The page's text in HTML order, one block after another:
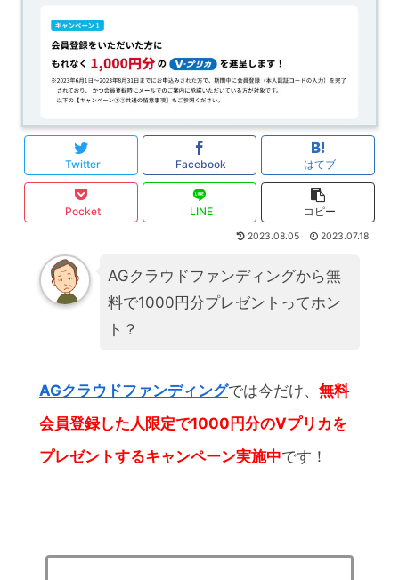
Twitter Facebook はてブ
Pocket LINE コピー
2023.08.05 2023.07.18
AGクラウドファンディングから無
料で1000円分プレゼントってホン
ト？
AGクラウドファンディングでは今だけ、 無料
会員登録した人限定で1000円分のVプリカを
プレゼントするキャンペーン実施中です！